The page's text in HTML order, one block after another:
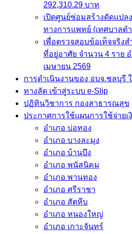
เปิดศูนย์ซ่อมสร้างดัดแปล
ทางการแพทย์ (เทศบาลต
เพื่อตรวจสอบข้อเท็จจริง
อยู่อาศัย จำนวน 4 ราย อำ
2569
การดำเนินงานของ อบจ.ชลบุรี
ทางลัด เข้าสู่ระบบ e-Slip
ปฏิทินวิชาการ กองสาธารณสุข
ประกาศการใช้แผนการใช้จ่ายเ
อำเภอ บ่อทอง
อำเภอ บางละมุง
อำเภอ บ้านบึง
อำเภอ พนัสนิคม
อำเภอ พานทอง
อำเภอ ศรีราชา
อำเภอ สัตหีบ
อำเภอ หนองใหญ่
อำเภอ เกาะจันทร์
อำเภอ เมือง